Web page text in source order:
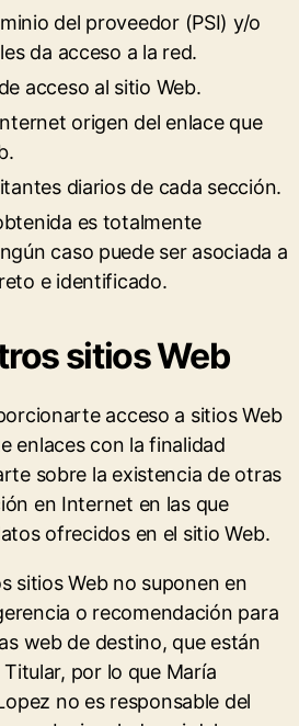
del proveedor (PSI) y/o
da acceso a la red.
acceso al sitio Web.
origen del enlace que
diarios de cada sección.
es totalmente
caso puede ser asociada a
e identificado.
sitios Web
acceso a sitios Web
enlaces con la finalidad
sobre la existencia de otras
en Internet en las que
ofrecidos en el sitio Web.
sitios Web no suponen en
o recomendación para
web de destino, que están
por lo que María
no es responsable del